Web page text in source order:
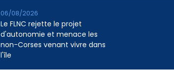
Le FLNC rejette le projet
d'autonomie et menace les
non-Corses venant vivre dans
l'île
06/08/2026